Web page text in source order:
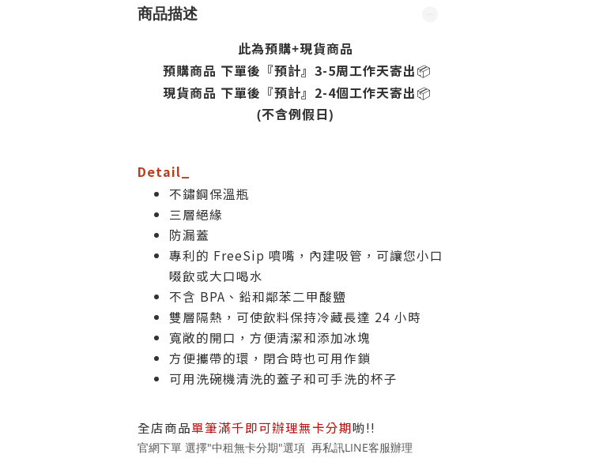
商品描述
此為預購+現貨商品
預購商品 下單後『預計』3-5周工作天寄出📦
現貨商品 下單後『預計』2-4個工作天寄出📦
(不含例假日)
Detail_
不鏽鋼保溫瓶
三層絕緣
防漏蓋
專利的 FreeSip 噴嘴，內建吸管，可讓您小口
啜飲或大口喝水
不含 BPA、鉛和鄰苯二甲酸鹽
雙層隔熱，可使飲料保持冷藏長達 24 小時
寬敞的開口， 方便清潔和添加冰塊
方便攜帶的環，閉合時也可用作鎖
可用洗碗機清洗的蓋子和可手洗的杯子
全店商品單筆滿千即可辦理無卡分期喲!!
官網下單 選擇"中租無卡分期"選項 再私訊LINE客服辦理